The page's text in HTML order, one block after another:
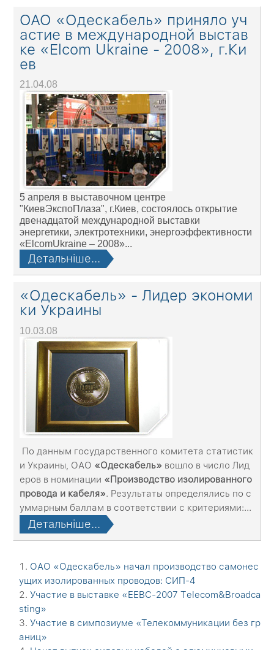
ОАО «Одескабель» приняло уч
астие в международной выстав
ке «Еlcom Ukraine - 2008», г.Ки
ев
21.04.08
5 апреля в выставочном центре
"КиевЭкспоПлаза", г.Киев, состоялось открытие
двенадцатой международной выставки
энергетики, электротехники, энергоэффективности
«ЕlcomUkraine – 2008»...
Детальніше...
«Одескабель» - Лидер экономи
ки Украины
10.03.08
По данным государственного комитета статистик
и Украины, ОАО «Одескабель» вошло в число Лид
еров в номинации «Производство изолированного
провода и кабеля». Результаты определялись по с
уммарным баллам в соответствии с критериями:...
Детальніше...
ОАО «Одескабель» начал производство самонес
ущих изолированных проводов: СИП-4
Участие в выставке «ЕЕВС-2007 Тelecom&Broadca
sting»
Участие в симпозиуме «Телекоммуникации без гр
аниц»